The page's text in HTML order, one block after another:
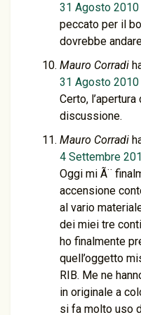
31 Agosto
peccato per il
dovrebbe
Mauro Corradi
31 Agosto
Certo,
discussione.
Mauro Corradi
4 Settembre
Oggi mi Ã¨
accensione
al vario
dei miei tre
ho finalmente
quell’oggetto
RIB. Me ne
in originale a
si fa molto uso